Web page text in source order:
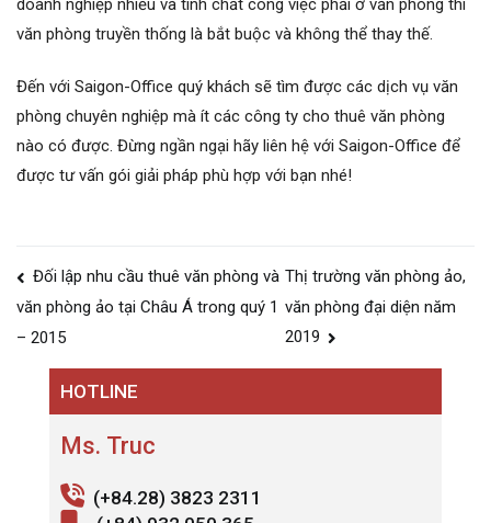
doanh nghiệp nhiều và tính chất công việc phải ở văn phòng thì
văn phòng truyền thống là bắt buộc và không thể thay thế.
Đến với Saigon-Office quý khách sẽ tìm được các dịch vụ văn
phòng chuyên nghiệp mà ít các công ty cho thuê văn phòng
nào có được. Đừng ngần ngại hãy liên hệ với Saigon-Office để
được tư vấn gói giải pháp phù hợp với bạn nhé!
Điều
hướng
bài
viết
Đối lập nhu cầu thuê văn phòng và
văn phòng ảo tại Châu Á trong quý 1
– 2015
Thị trường văn phòng ảo,
văn phòng đại diện năm
2019
HOTLINE
Ms. Truc
(+84.28) 3823 2311